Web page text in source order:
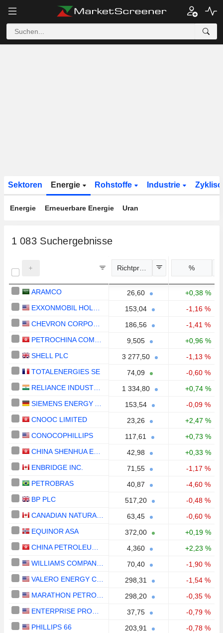
Sektoren Energie Rohstoffe Industrie
Energie Erneuerbare Energie Uran
1 083Suchergebnisse
Richtpreis %
ARAMCO 26,60
+0,38 %
153,04
-1,16 %
CHEVRON CORPORATION
186,56
-1,41 %
9,505
+0,96 %
SHELL PLC
3 277,50
-1,13 %
TOTALENERGIES SE
74,09
-0,60 %
RELIANCE INDUSTRIES LTD
1 334,80
+0,74 %
153,54
-0,09 %
CNOOC LIMITED
23,26
+2,47 %
CONOCOPHILLIPS
117,61
+0,73 %
CHINA SHENHUA ENERGY COMPANY LIMITED
42,98
+0,33 %
ENBRIDGE INC.
71,55
-1,17 %
PETROBRAS
40,87
-4,60 %
BP PLC
517,20
-0,48 %
CANADIAN NATURAL RESOURCES LIMITED
63,45
-0,60 %
EQUINOR ASA
372,00
+0,19 %
4,360
+2,23 %
70,40
-1,90 %
VALERO ENERGY CORPORATION
298,31
-1,54 %
MARATHON PETROLEUM CORPORATION
298,20
-0,35 %
ENTERPRISE PRODUCTS PARTNERS L.P.
37,75
-0,79 %
PHILLIPS 66
203,91
-0,78 %